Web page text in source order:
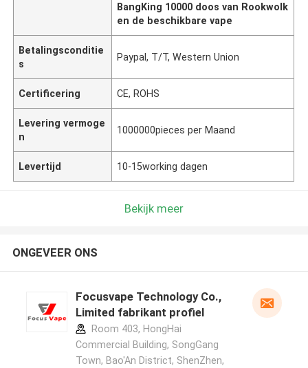
BangKing 10000 doos van Rookwolk
en de beschikbare vape
Betalingsconditie
s
Paypal, T/T, Western Union
Certificering CE, ROHS
Levering vermoge
n
1000000pieces per Maand
Levertijd 10-15working dagen
Bekijk meer
ONGEVEER ONS
Focusvape Technology Co.,
Limited fabrikant profiel
Room 403, HongHai
Commercial Building, SongGang
Town, Bao'An District, ShenZhen,